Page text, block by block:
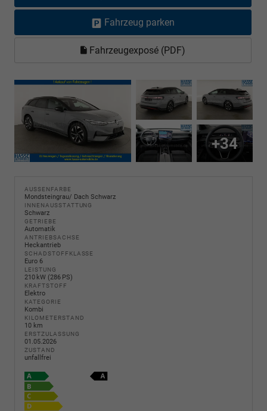
Fahrzeug parken
Fahrzeugexposé (PDF)
+34
AUSSENFARBE
Mondsteingrau/ Dach Schwarz
INNENAUSSTATTUNG
Schwarz
GETRIEBE
Automatik
ANTRIEBSACHSE
Heckantrieb
SCHADSTOFFKLASSE
Euro 6
LEISTUNG
210 kW (286 PS)
KRAFTSTOFF
Elektro
KATEGORIE
Kombi
KILOMETERSTAND
10 km
ERSTZULASSUNG
01.05.2026
ZUSTAND
unfallfrei